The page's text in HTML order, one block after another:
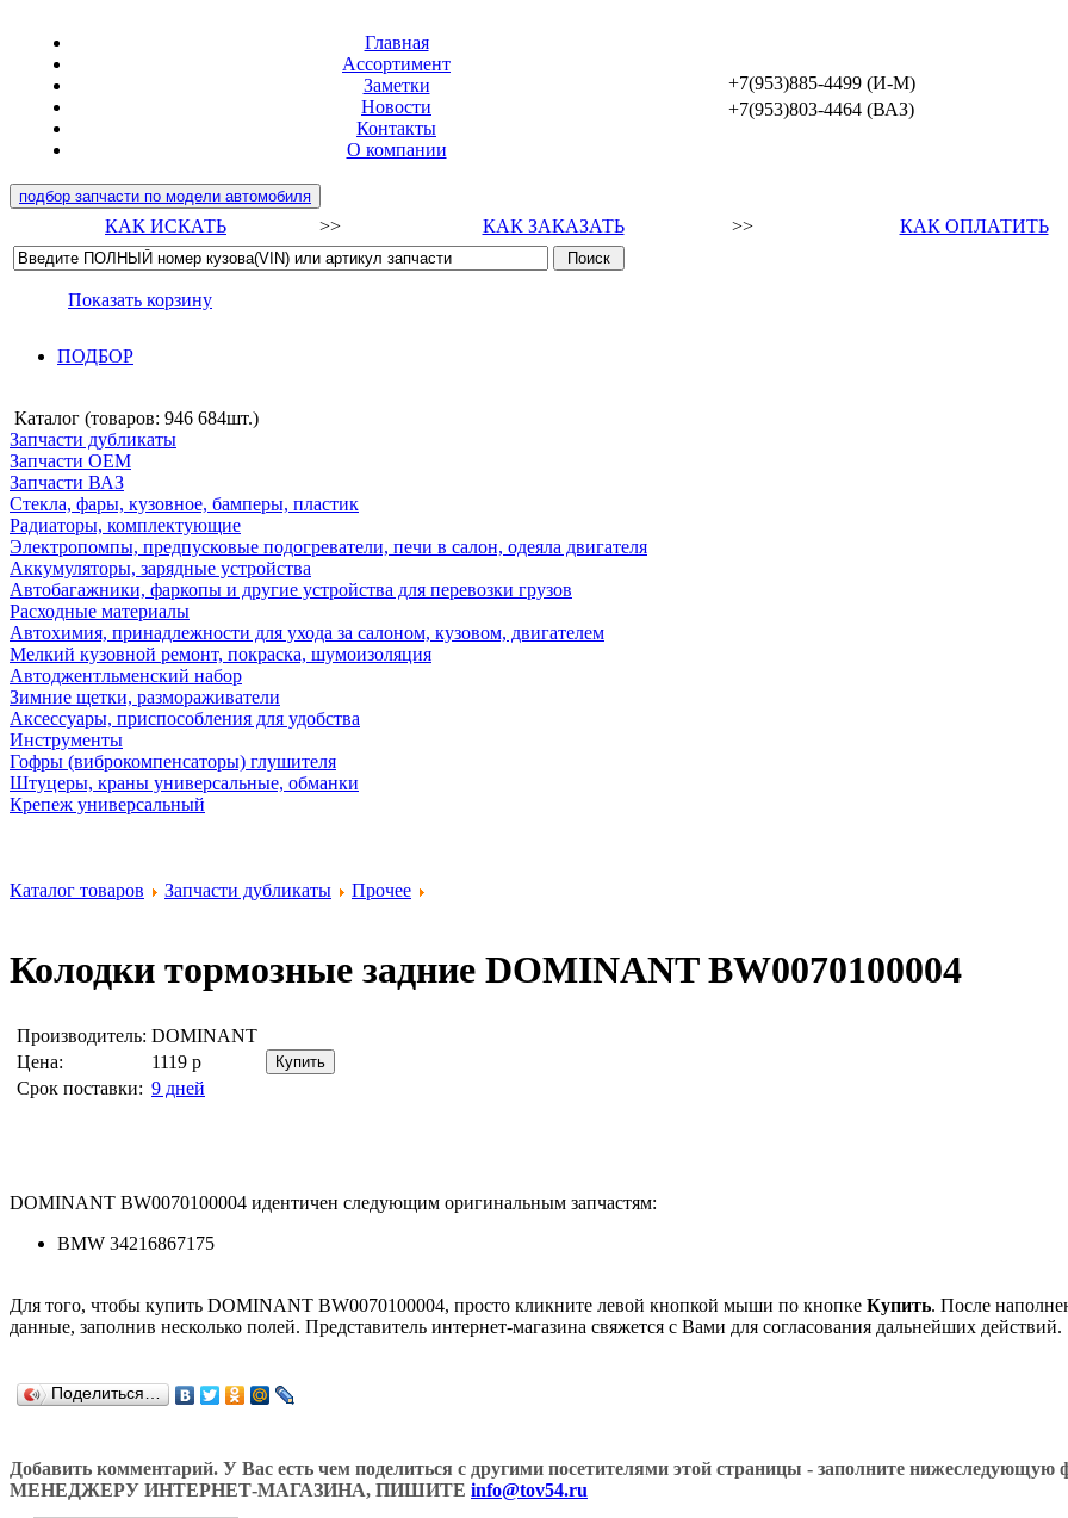
Главная
Ассортимент
Заметки
Новости
Контакты
О компании
+7(953)885-4499 (И-М)
+7(953)803-4464 (ВАЗ)
подбор запчасти по модели автомобиля
КАК ИСКАТЬ >> КАК ЗАКАЗАТЬ >> КАК ОПЛАТИТЬ
Показать корзину
ПОДБОР
Каталог (товаров: 946 684шт.)
Запчасти дубликаты
Запчасти ОЕМ
Запчасти ВАЗ
Стекла, фары, кузовное, бамперы, пластик
Радиаторы, комплектующие
Электропомпы, предпусковые подогреватели, печи в салон, одеяла двигателя
Аккумуляторы, зарядные устройства
Автобагажники, фаркопы и другие устройства для перевозки грузов
Расходные материалы
Автохимия, принадлежности для ухода за салоном, кузовом, двигателем
Мелкий кузовной ремонт, покраска, шумоизоляция
Автоджентльменский набор
Зимние щетки, размораживатели
Аксессуары, приспособления для удобства
Инструменты
Гофры (виброкомпенсаторы) глушителя
Штуцеры, краны универсальные, обманки
Крепеж универсальный
Каталог товаров Запчасти дубликаты Прочее
Колодки тормозные задние DOMINANT BW0070100004
Производитель: DOMINANT
Цена:
1119 р
Срок поставки: 9 дней
DOMINANT BW0070100004 идентичен следующим оригинальным запчастям:
BMW 34216867175
Для того, чтобы купить DOMINANT BW0070100004, просто кликните левой кнопкой мыши по кнопке Купить. После
данные, заполнив несколько полей. Представитель интернет-магазина свяжется с Вами для согласования дальнейших действий.
Поделиться…
Добавить комментарий. У Вас есть чем поделиться с другими посетителями этой страницы - заполните
МЕНЕДЖЕРУ ИНТЕРНЕТ-МАГАЗИНА, ПИШИТЕ info@tov54.ru